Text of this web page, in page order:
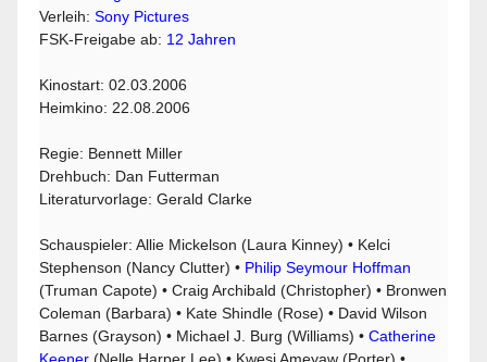
Verleih:Sony Pictures
FSK-Freigabe ab: 12 Jahren
Kinostart: 02.03.2006
Heimkino: 22.08.2006
Regie: Bennett Miller
Drehbuch: Dan Futterman
Literaturvorlage: Gerald Clarke
Schauspieler: Allie Mickelson (Laura Kinney) • Kelci
Stephenson (Nancy Clutter) • Philip Seymour Hoffman
(Truman Capote) • Craig Archibald (Christopher) • Bronwen
Coleman (Barbara) • Kate Shindle (Rose) • David Wilson
Barnes (Grayson) • Michael J. Burg (Williams) •Catherine
Keener (Nelle Harper Lee) • Kwesi Ameyaw (Porter) •